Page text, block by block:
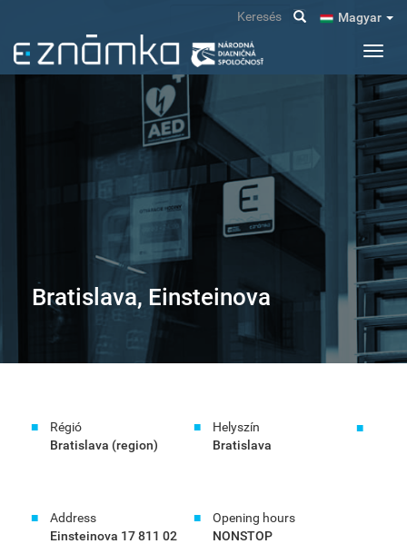
tartalomra
Magyar
Keresés
Bratislava, Einsteinova
Régió
Bratislava (region)
Helyszín
Bratislava
Address
Einsteinova 17 811 02
Opening hours
NONSTOP